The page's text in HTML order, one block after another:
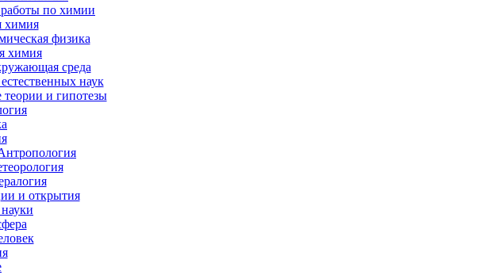
по химии
химия
физика
химия
среда
наук
и гипотезы
и открытия